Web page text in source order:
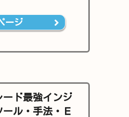
ージ
ード最強インジ
ル・手法・Ｅ